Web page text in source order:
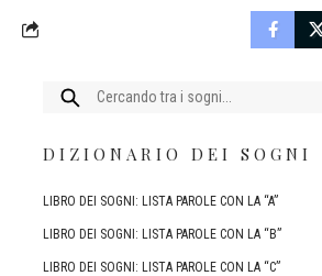
Cercare:
DIZIONARIO DEI SOGNI
LIBRO DEI SOGNI: LISTA PAROLE CON LA “A”
LIBRO DEI SOGNI: LISTA PAROLE CON LA “B”
LIBRO DEI SOGNI: LISTA PAROLE CON LA “C”